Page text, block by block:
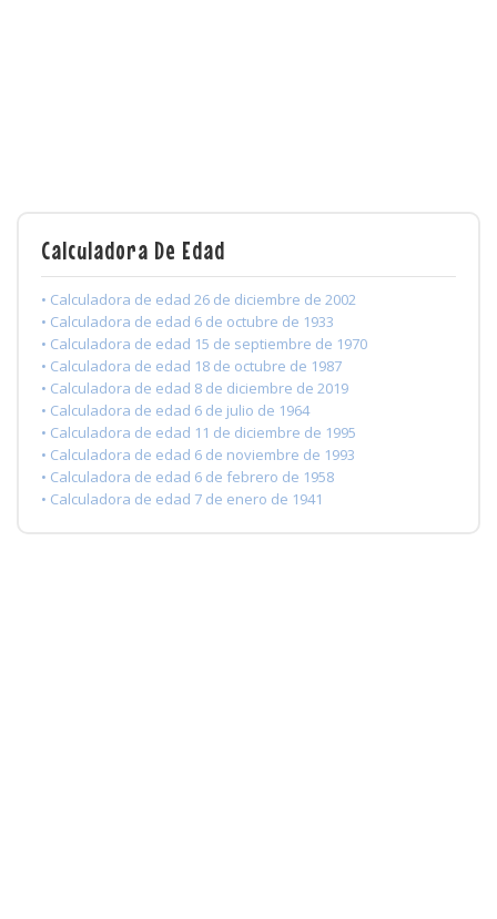
Calculadora De Edad
• Calculadora de edad 26 de diciembre de 2002
• Calculadora de edad 6 de octubre de 1933
• Calculadora de edad 15 de septiembre de 1970
• Calculadora de edad 18 de octubre de 1987
• Calculadora de edad 8 de diciembre de 2019
• Calculadora de edad 6 de julio de 1964
• Calculadora de edad 11 de diciembre de 1995
• Calculadora de edad 6 de noviembre de 1993
• Calculadora de edad 6 de febrero de 1958
• Calculadora de edad 7 de enero de 1941